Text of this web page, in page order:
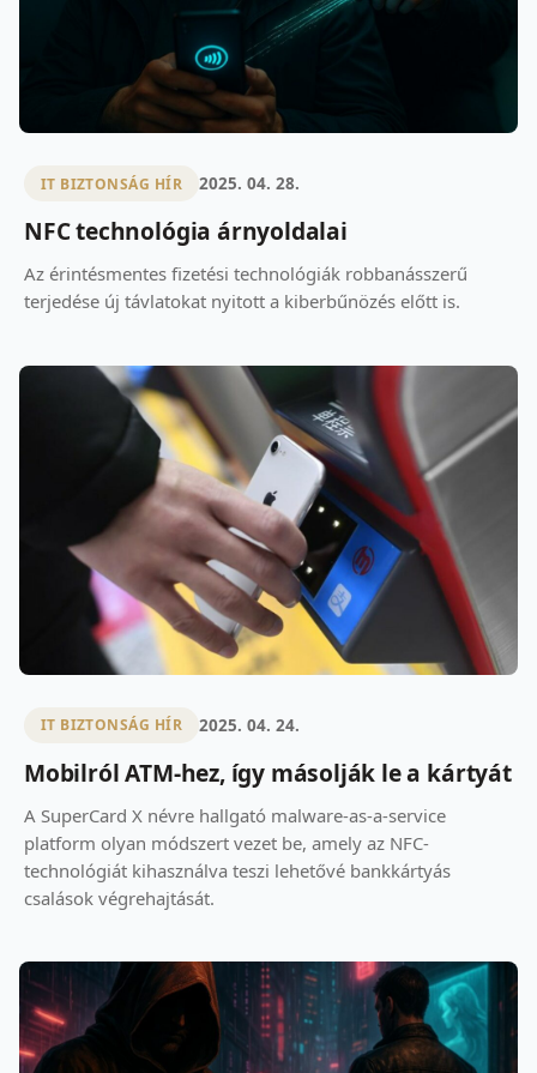
IT BIZTONSÁG HÍR 2025. 04. 28.
NFC technológia árnyoldalai
Az érintésmentes fizetési technológiák robbanásszerű
terjedése új távlatokat nyitott a kiberbűnözés előtt is.
IT BIZTONSÁG HÍR 2025. 04. 24.
Mobilról ATM-hez, így másolják le a kártyát
A SuperCard X névre hallgató malware-as-a-service
platform olyan módszert vezet be, amely az NFC-
technológiát kihasználva teszi lehetővé bankkártyás
csalások végrehajtását.